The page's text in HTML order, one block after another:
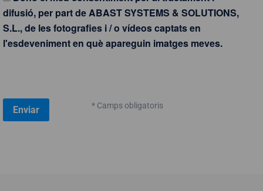
difusió, per part de ABAST SYSTEMS & SOLUTIONS,
S.L., de les fotografies i / o vídeos captats en
l'esdeveniment en què apareguin imatges meves.
* Camps obligatoris